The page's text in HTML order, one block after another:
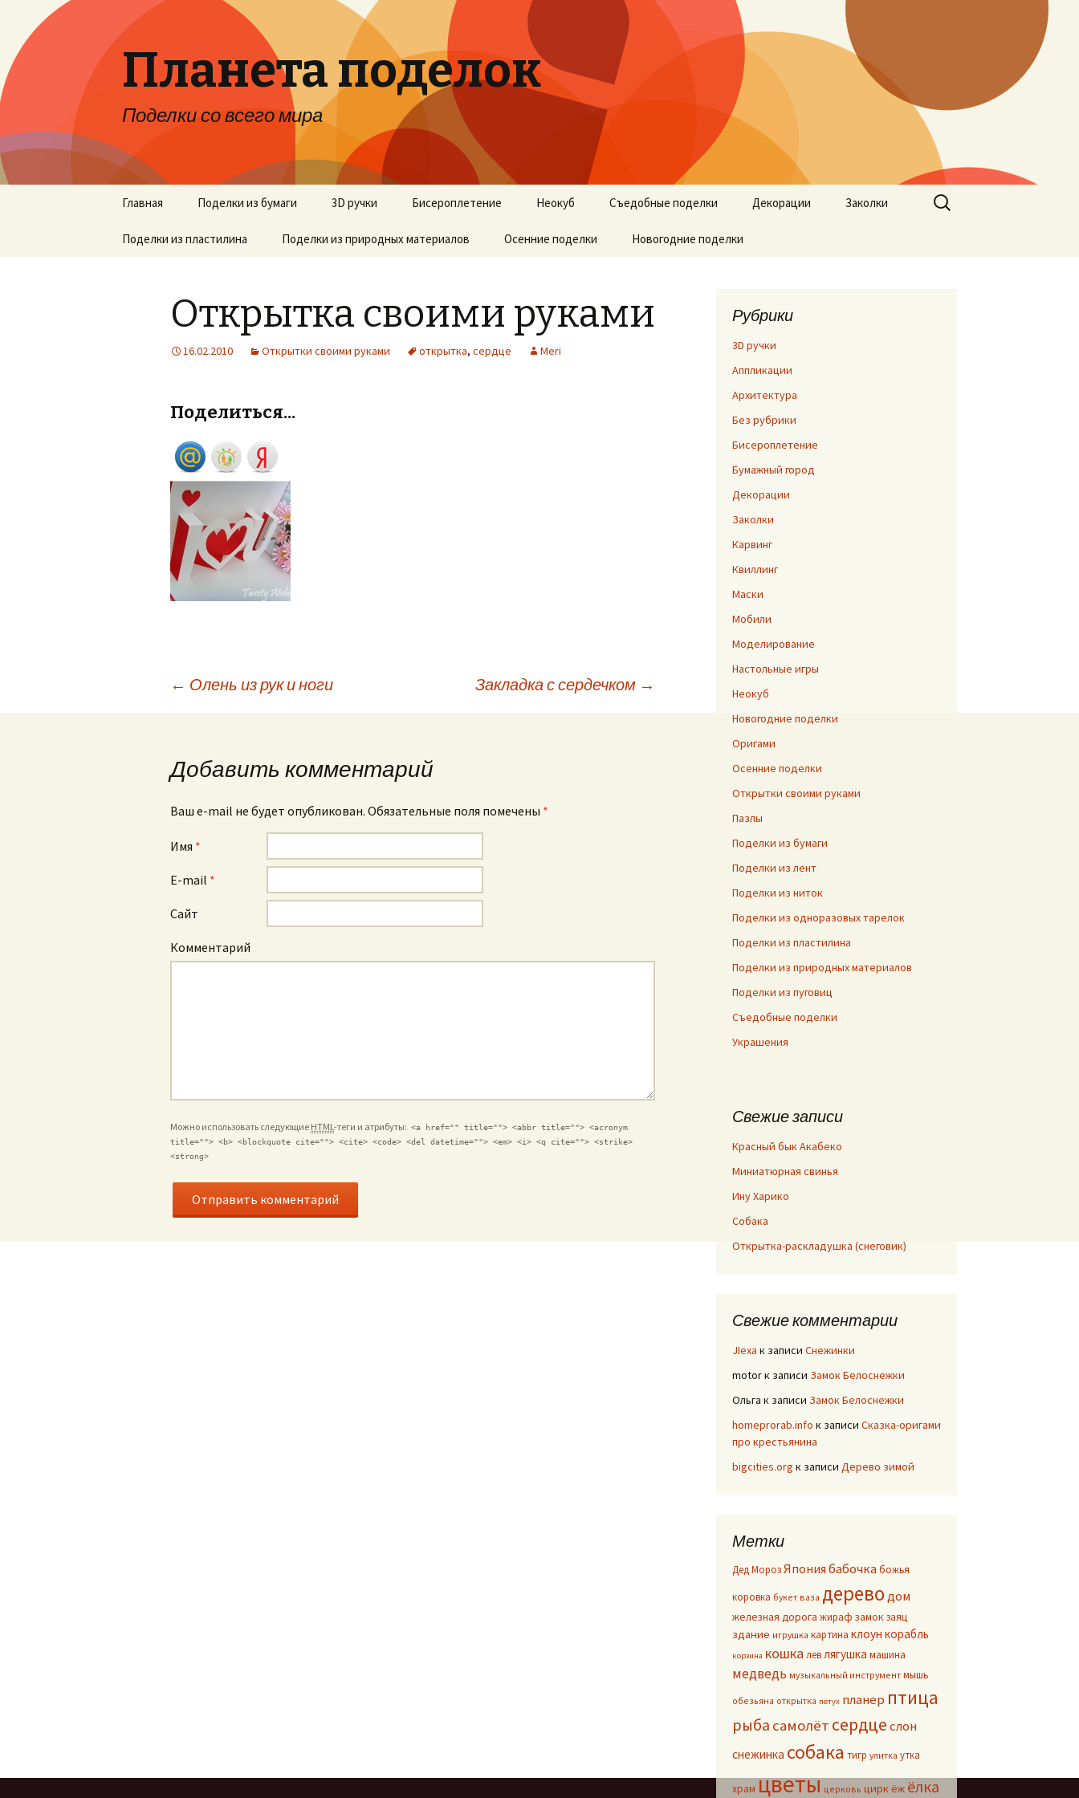
Планета поделок
Поделки со всего мира
Перейти к содержимому
Главная Поделки из бумаги 3D ручки Бисероплетение Неокуб Съедобные поделки Декорации Заколки
Поделки из пластилина Поделки из природных материалов Осенние поделки Новогодние поделки
Найти:
Открытка своими руками
16.02.2010 Открытки своими руками открытка, сердце Meri
Поделиться...
Навигация по записям
← Олень из рук и ноги Закладка с сердечком →
Добавить комментарий
Ваш e-mail не будет опубликован. Обязательные поля помечены *
Имя *
E-mail *
Сайт
Комментарий
Можно использовать следующие HTML-теги и атрибуты: <a href="" title=""> <abbr title=""> <acronym
title=""> <b> <blockquote cite=""> <cite> <code> <del datetime=""> <em> <i> <q cite=""> <strike>
<strong>
Рубрики
3D ручки
Аппликации
Архитектура
Без рубрики
Бисероплетение
Бумажный город
Декорации
Заколки
Карвинг
Квиллинг
Маски
Мобили
Моделирование
Настольные игры
Неокуб
Новогодние поделки
Оригами
Осенние поделки
Открытки своими руками
Пазлы
Поделки из бумаги
Поделки из лент
Поделки из ниток
Поделки из одноразовых тарелок
Поделки из пластилина
Поделки из природных материалов
Поделки из пуговиц
Съедобные поделки
Украшения
Свежие записи
Красный бык Акабеко
Миниатюрная свинья
Ину Харико
Собака
Открытка-раскладушка (снеговик)
Свежие комментарии
JIexa к записи Снежинки
motorк записи Замок Белоснежки
Ольга к записи Замок Белоснежки
homeprorab.info к записи Сказка-оригами
про крестьянина
bigcities.org к записи Дерево зимой
Метки
Дед МорозЯпония бабочкабожья
коровка букет ваза дереводом
железная дорога жираф замокзаяц
здание игрушка картина клоун корабль
корзина кошка левлягушка машина
медведь музыкальный инструмент мышь
обезьяна открытка петух планер птица
рыба самолёт сердцеслон
снежинка собака тигр улитка утка
храм цветы церковь циркёж ёлка